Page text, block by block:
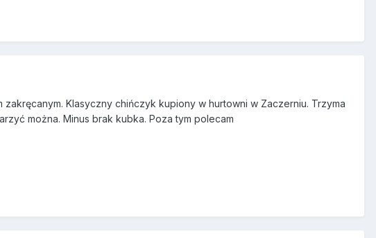
Klasyczny chińczyk kupiony w hurtowni w Zaczerniu. Trzyma
można. Minus brak kubka. Poza tym polecam